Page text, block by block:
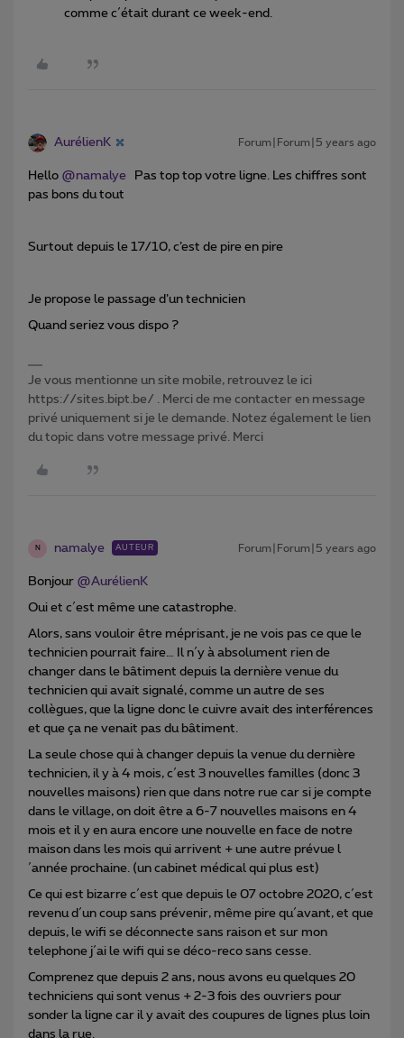
comme c´était durant ce week-end.
AurélienK Forum|Forum|5 years ago
Hello @namalye Pas top top votre ligne. Les chiffres sont
pas bons du tout
Surtout depuis le 17/10, c’est de pire en pire
Je propose le passage d’un technicien
Quand seriez vous dispo ?
Je vous mentionne un site mobile, retrouvez le ici
https://sites.bipt.be/ . Merci de me contacter en message
privé uniquement si je le demande. Notez également le lien
du topic dans votre message privé. Merci
N namalye AUTEUR Forum|Forum|5 years ago
Bonjour @AurélienK
Oui et c´est même une catastrophe.
Alors, sans vouloir être méprisant, je ne vois pas ce que le
technicien pourrait faire… Il n´y à absolument rien de
changer dans le bâtiment depuis la dernière venue du
technicien qui avait signalé, comme un autre de ses
collègues, que la ligne donc le cuivre avait des interférences
et que ça ne venait pas du bâtiment.
La seule chose qui à changer depuis la venue du dernière
technicien, il y à 4 mois, c´est 3 nouvelles familles (donc 3
nouvelles maisons) rien que dans notre rue car si je compte
dans le village, on doit être a 6-7 nouvelles maisons en 4
mois et il y en aura encore une nouvelle en face de notre
maison dans les mois qui arrivent + une autre prévue l
´année prochaine. (un cabinet médical qui plus est)
Ce qui est bizarre c´est que depuis le 07 octobre 2020, c´est
revenu d´un coup sans prévenir, même pire qu´avant, et que
depuis, le wifi se déconnecte sans raison et sur mon
telephone j´ai le wifi qui se déco-reco sans cesse.
Comprenez que depuis 2 ans, nous avons eu quelques 20
techniciens qui sont venus + 2-3 fois des ouvriers pour
sonder la ligne car il y avait des coupures de lignes plus loin
dans la rue.